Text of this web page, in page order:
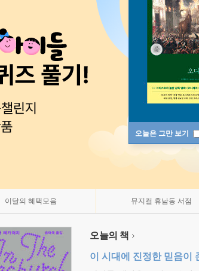
오늘은 그만 보기
이달의 혜택모음 뮤지컬 휴남동 서점
오늘의 책
이 시대에 진정한 믿음이